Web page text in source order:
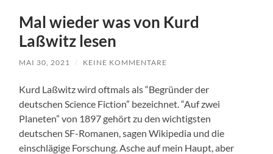
Mal wieder was von Kurd
Laßwitz lesen
MAI 30, 2021 / KEINE KOMMENTARE
Kurd Laßwitz wird oftmals als “Begründer der
deutschen Science Fiction” bezeichnet. “Auf zwei
Planeten” von 1897 gehört zu den wichtigsten
deutschen SF-Romanen, sagen Wikipedia und die
einschlägige Forschung. Asche auf mein Haupt, aber